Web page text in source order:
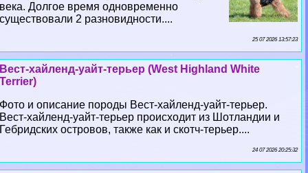
века. Долгое время одновременно
существовали 2 разновидности....
25 07 2026 13:57:23
Вест-хайленд-уайт-терьер (West Highland White
Terrier)
Фото и описание породы Вест-хайленд-уайт-терьер.
Вест-хайленд-уайт-терьер происходит из Шотландии и
Гебридских островов, также как и скотч-терьер....
24 07 2026 20:25:32